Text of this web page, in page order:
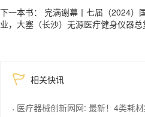
下一本书： 完满谢幕丨七届（2024）
业，大塞（长沙）无源医疔健身仪器总
相关快讯
医疗器械创新网网: 最新！4类耗